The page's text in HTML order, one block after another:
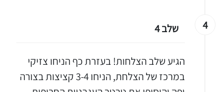
4 שלב 4
הגיע שלב הצלחות! בעזרת כף הניחו צזיקי
במרכז של הצלחת, הניחו 3-4 קציצות בצורה